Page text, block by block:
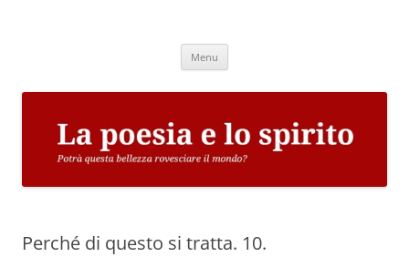
Menu
Perché di questo si tratta. 10.